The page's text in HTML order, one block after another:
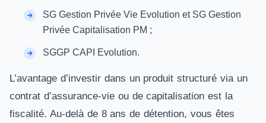
SG Gestion Privée Vie Evolution et SG Gestion
Privée Capitalisation PM ;
SGGP CAPI Evolution.
L’avantage d’investir dans un produit structuré via un
contrat d’assurance-vie ou de capitalisation est la
fiscalité. Au-delà de 8 ans de détention, vous êtes